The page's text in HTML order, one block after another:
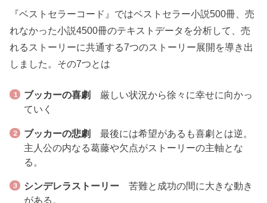
『ベストセラーコード』ではベストセラー小説500冊、売
れなかった小説4500冊のテキストデータを分析して、売
れるストーリーに共通する7つのストーリー展開を導き出
しました。その7つとは
ブッカーの喜劇
厳しい状況から徐々に幸せに向かっ
ていく
ブッカーの悲劇
最後には希望があるも喜劇とは逆。
主人公の内なる葛藤や欠点がストーリーの主軸とな
る。
シンデレラストーリー苦難と成功の間に大きな動き
がある。